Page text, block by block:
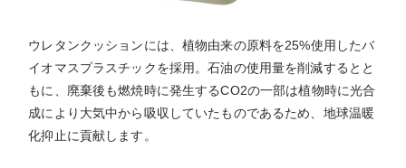
ウレタンクッションには、植物由来の原料を25%使用したバ
イオマスプラスチックを採用。石油の使用量を削減するとと
もに、廃棄後も燃焼時に発生するCO2の一部は植物時に光合
成により大気中から吸収していたものであるため、地球温暖
化抑止に貢献します。